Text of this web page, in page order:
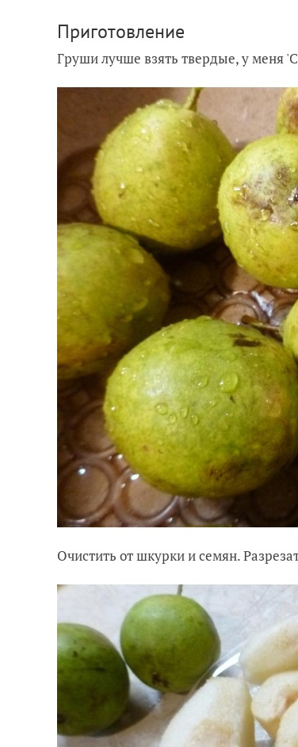
Приготовление
Груши лучше взять твердые, у меня
Очистить от шкурки и семян.